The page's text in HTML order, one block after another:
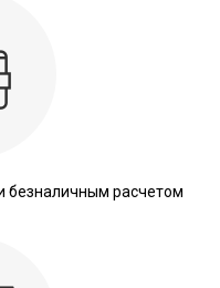
безналичным расчетом